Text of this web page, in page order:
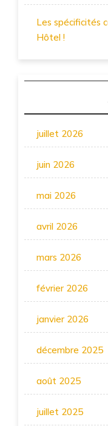
Les spécificités
Hôtel !
juillet 2026
juin 2026
mai 2026
avril 2026
mars 2026
février 2026
janvier 2026
décembre 2025
août 2025
juillet 2025